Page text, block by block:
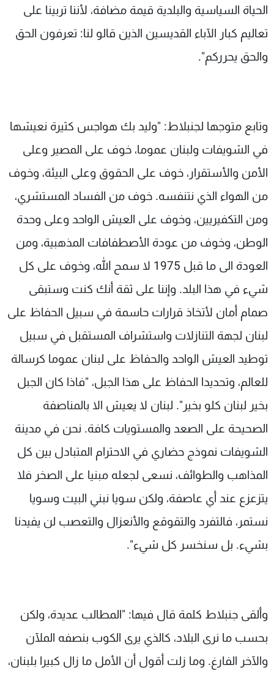
الحياة السياسية والبلدية قيمة مضافة، لأننا تربينا على
تعاليم كبار الآباء القديسين الذين قالو لنا: تعرفون الحق
والحق يحرركم".
وتابع متوجها لجنبلاط: "وليد بك هواجس كثيرة نعيشها
في الشويفات ولبنان عموما، خوف على المصير وعلى
الأمن والأستقرار، خوف على الحقوق وعلى البيئة، وخوف
من الهواء الذي نتنفسه. خوف من الفساد المستشري،
ومن التكفيريين، وخوف على العيش الواحد وعلى وحدة
الوطن، وخوف من عودة الأصطفافات المذهبية، ومن
العودة الى ما قبل 1975 لا سمح الله، وخوف على كل
شيء في هذا البلد. وإننا على ثقة أنك كنت وستبقى
صمام أمان لأتخاذ قرارات حاسمة في سبيل الحفاظ على
لبنان لجهة التنازلات واستشراف المستقبل في سبيل
توطيد العيش الواحد والحفاظ على لبنان عموما كرسالة
للعالم، وتحديدا الحفاظ على هذا الجبل، "فاذا كان الجبل
بخير لبنان كلو بخير". لبنان لا يعيش الا بالمناصفة
الصحيحة على الصعد والمستويات كافة. نحن في مدينة
الشويفات نموذج حضاري في الاحترام المتبادل بين كل
المذاهب والطوائف، نسعى لجعله مبنيا على الصخر فلا
يتزعزع عند أي عاصفة، ولكن سويا نبني البيت وسويا
نستمر، فالتفرد والتقوقع والأنعزال والتعصب لن يفيدنا
بشيء. بل سنخسر كل شيء".
وألقى جنبلاط كلمة قال فيها: "المطالب عديدة، ولكن
بحسب ما نرى البلاد، كالذي يرى الكوب بنصفه الملآن
والآخر الفارغ. وما زلت أقول أن الأمل ما زال كبيرا بلبنان،